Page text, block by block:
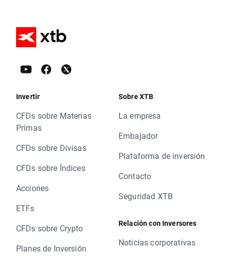
Invertir
CFDs sobre Materias
Primas
CFDs sobre Divisas
CFDs sobre Índices
Acciones
ETFs
CFDs sobre Crypto
Planes de Inversión
Sobre XTB
La empresa
Embajador
Plataforma de inversión
Contacto
Seguridad XTB
Relación con Inversores
Noticias corporativas